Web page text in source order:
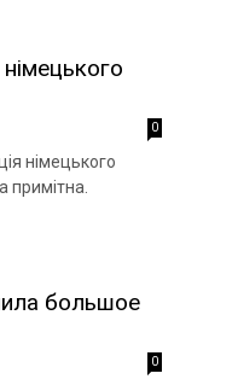
0
німецького
примітна.
большое
0